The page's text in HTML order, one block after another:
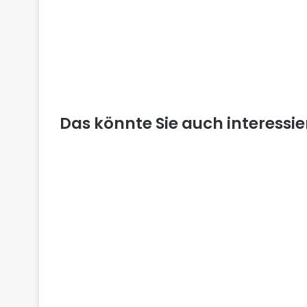
Das könnte Sie auch